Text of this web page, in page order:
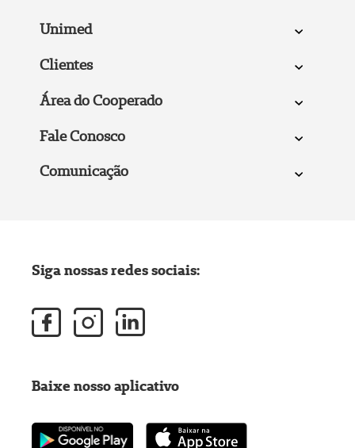
Unimed
Clientes
Área do Cooperado
Fale Conosco
Comunicação
Siga nossas redes sociais:
Baixe nosso aplicativo